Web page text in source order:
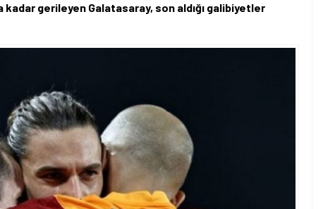
gerileyen Galatasaray, son aldığı galibiyetler